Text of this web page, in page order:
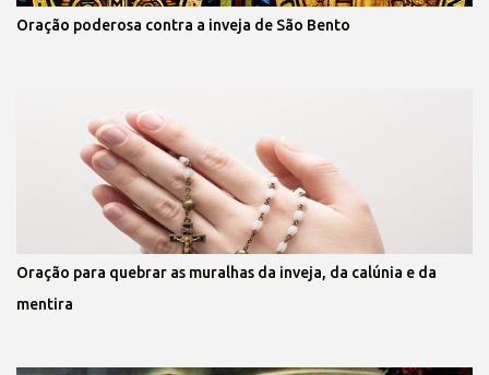
Oração poderosa contra a inveja de São Bento
Oração para quebrar as muralhas da inveja, da calúnia e da
mentira